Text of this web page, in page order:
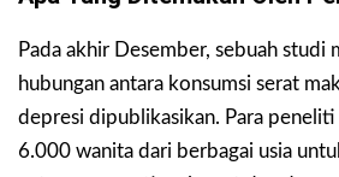
Pada akhir Desember, sebuah studi
hubungan antara konsumsi serat
depresi dipublikasikan. Para
6.000 wanita dari berbagai usia